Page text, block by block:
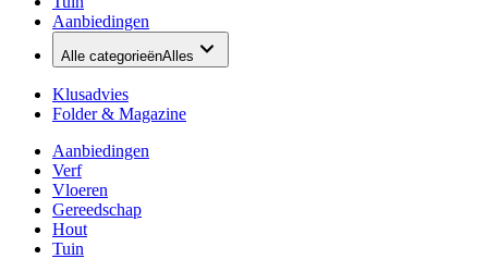
Aanbiedingen
Alle categorieënAlles
Klusadvies
Folder & Magazine
Aanbiedingen
Verf
Vloeren
Gereedschap
Hout
Tuin